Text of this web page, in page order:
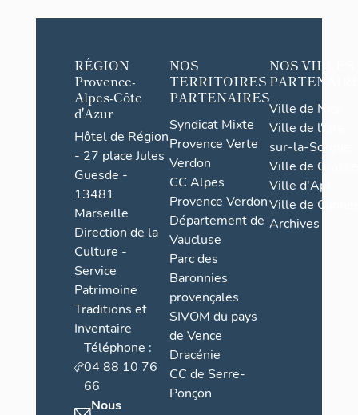
RÉGION
Provence-
Alpes-Côte
d'Azur
Hôtel de Région
- 27 place Jules
Guesde -
13481
Marseille
Direction de la
Culture -
Service
Patrimoine
Traditions et
Inventaire
Téléphone :
04 88 10 76
66
Nous
NOS
TERRITOIRES
PARTENAIRES
Syndicat Mixte
Provence Verte
Verdon
CC Alpes
Provence Verdon
Département de
Vaucluse
Parc des
Baronnies
provençales
SIVOM du pays
de Vence
Dracénie
CC de Serre-
Ponçon
NOS VILLES
Ville de Nice
Ville de l'Isle-
sur-la-Sorgue
Ville de Grasse
Ville d'Apt
Ville de
Archives